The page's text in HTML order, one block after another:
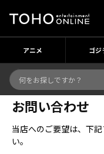
アニメ ゴジ
お問い合わせ
当店へのご要望は、下
い。